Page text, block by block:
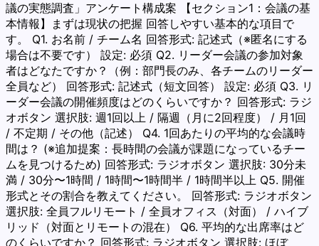
議の実態調査」アンケート構成案 【セクション1：会議の基
本情報】まずは現状の把握 回答しやすい基本的な項目で
す。 Q1. お名前 / チーム名 回答形式: 記述式（※匿名にする
場合は不要です） 設定: 必須 Q2. リーダー会議の参加対象
者はどなたですか？（例：部門長のみ、各チームのリーダー
全員など） 回答形式: 記述式（短文回答） 設定: 必須 Q3. リ
ーダー会議の開催頻度はどのくらいですか？ 回答形式: ラジ
オボタン 選択肢: 週1回以上 / 隔週（月に2回程度） / 月1回
/ 不定期 / その他（記述） Q4. 1回あたりの平均的な会議時
間は？ (※追加提案：長時間の会議が課題になっているチー
ムを見つけるため) 回答形式: ラジオボタン 選択肢: 30分未
満 / 30分〜1時間 / 1時間〜1時間半 / 1時間半以上 Q5. 開催
形式とその割合を教えてください。 回答形式: ラジオボタン
選択肢: 全員フルリモート / 全員オフィス（対面） / ハイブ
リッド（対面とリモートの混在） Q6. 平均的な出席率はど
のくらいですか？ 回答形式: ラジオボタン 選択肢: ほぼ